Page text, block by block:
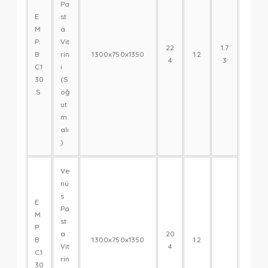
E
M
P.
B
C.1
30
.S
Pa
st
a
Vit
rin
i
(S
oğ
ut
m
alı
)
1300x750x1350
22
4
1.2
1.7
3
E
M
P.
B
C.1
30
Ve
nü
s
Pa
st
a
Vit
rin
1300x750x1350
20
4
1.2